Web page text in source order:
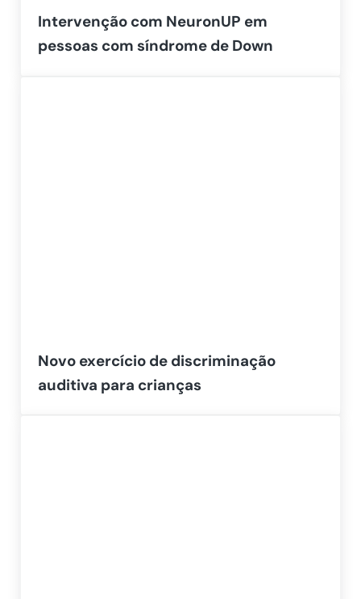
Intervenção com NeuronUP em
pessoas com síndrome de Down
Novo exercício de discriminação
auditiva para crianças